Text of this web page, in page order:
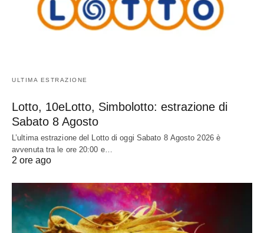
ULTIMA ESTRAZIONE
Lotto, 10eLotto, Simbolotto: estrazione di
Sabato 8 Agosto
L’ultima estrazione del Lotto di oggi Sabato 8 Agosto 2026 è
avvenuta tra le ore 20:00 e…
2 ore ago